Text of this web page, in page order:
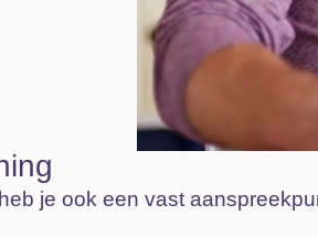
heb je ook een vast